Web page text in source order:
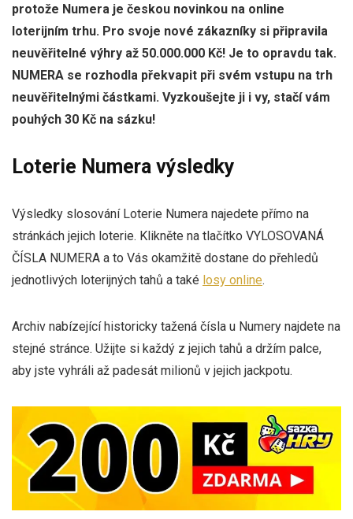
protože Numera je českou novinkou na online
loterijním trhu. Pro svoje nové zákazníky si připravila
neuvěřitelné výhry až 50.000.000 Kč! Je to opravdu tak.
NUMERA se rozhodla překvapit při svém vstupu na trh
neuvěřitelnými částkami. Vyzkoušejte ji i vy, stačí vám
pouhých 30 Kč na sázku!
Loterie Numera výsledky
Výsledky slosování Loterie Numera najedete přímo na
stránkách jejich loterie. Klikněte na tlačítko VYLOSOVANÁ
ČÍSLA NUMERA a to Vás okamžitě dostane do přehledů
jednotlivých loterijných tahů a také losy online.
Archiv nabízející historicky tažená čísla u Numery najdete na
stejné stránce. Užijte si každý z jejich tahů a držím palce,
aby jste vyhráli až padesát milionů v jejich jackpotu.